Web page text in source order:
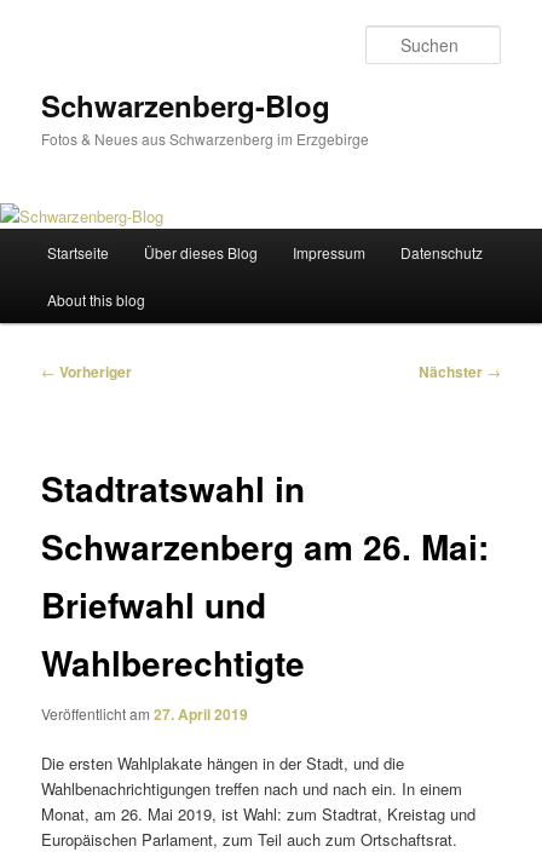
Schwarzenberg-Blog
Fotos & Neues aus Schwarzenberg im Erzgebirge
Startseite Über dieses Blog Impressum Datenschutz
About this blog
Beitragsnavigation
← Vorheriger Nächster →
Stadtratswahl in
Schwarzenberg am 26. Mai:
Briefwahl und
Wahlberechtigte
Veröffentlicht am27. April 2019
Die ersten Wahlplakate hängen in der Stadt, und die
Wahlbenachrichtigungen treffen nach und nach ein. In einem
Monat, am 26. Mai 2019, ist Wahl: zum Stadtrat, Kreistag und
Europäischen Parlament, zum Teil auch zum Ortschaftsrat.